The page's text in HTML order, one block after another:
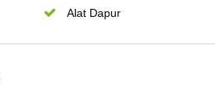
Alat Dapur